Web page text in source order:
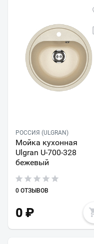
РОССИЯ (ULGRAN)
Мойка кухонная
Ulgran U-700-328
бежевый
0 ОТЗЫВОВ
0 ₽